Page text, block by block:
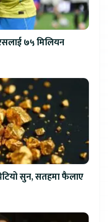
७५ मिलियन
सुन, सतहमा फैलाए